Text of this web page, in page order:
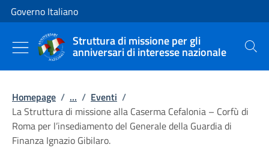
Vai al contenuto
Vai alla navigazione del sito
Governo Italiano
Struttura di missione per gli
anniversari di interesse nazionale Cerca
Homepage / ... / Eventi /
La Struttura di missione alla Caserma Cefalonia – Corfù di
Roma per l’insediamento del Generale della Guardia di
Finanza Ignazio Gibilaro.